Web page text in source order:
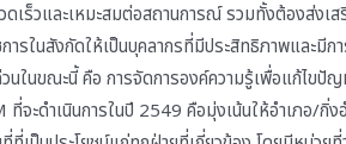
ดเร็วและเหมะสมต่อสถานการณ์ รวมทั้งต้องส่งเ
ารในสังกัดให้เป็นบุคลากรที่มีประสิทธิภาพและมี
ในขณะนี้ คือ การจัดการองค์ความรู้เพื่อแก้ไขปั
ะดำเนินการในปี 2549 คือมุ่งเน้นให้อำเภอ/กิ่ง